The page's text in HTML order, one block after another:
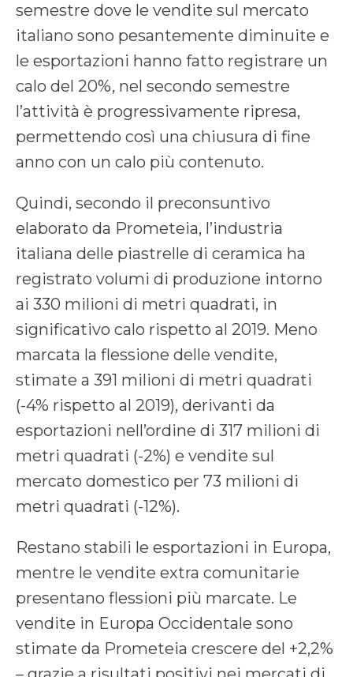
semestre dove le vendite sul mercato
italiano sono pesantemente diminuite e
le esportazioni hanno fatto registrare un
calo del 20%, nel secondo semestre
l’attività è progressivamente ripresa,
permettendo così una chiusura di fine
anno con un calo più contenuto.
Quindi, secondo il preconsuntivo
elaborato da Prometeia, l’industria
italiana delle piastrelle di ceramica ha
registrato volumi di produzione intorno
ai 330 milioni di metri quadrati, in
significativo calo rispetto al 2019. Meno
marcata la flessione delle vendite,
stimate a 391 milioni di metri quadrati
(-4% rispetto al 2019), derivanti da
esportazioni nell’ordine di 317 milioni di
metri quadrati (-2%) e vendite sul
mercato domestico per 73 milioni di
metri quadrati (-12%).
Restano stabili le esportazioni in Europa,
mentre le vendite extra comunitarie
presentano flessioni più marcate. Le
vendite in Europa Occidentale sono
stimate da Prometeia crescere del +2,2%